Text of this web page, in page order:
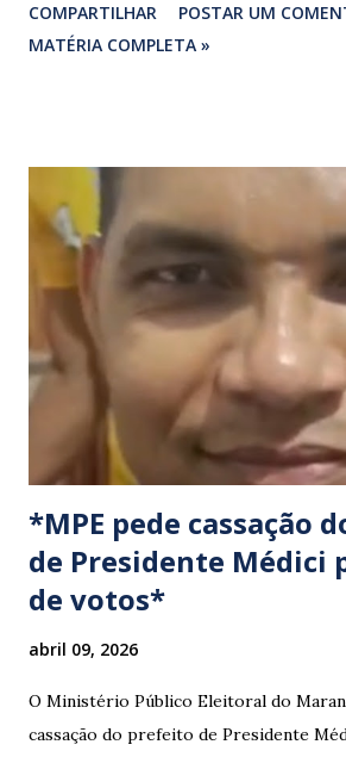
federais que cortam o estado. ​As
programadas para começar às 07:00 da
manifestação busca chamar a atenção
a pauta da pesca artesanal
cumprimento de garantias e
do setor. Motoristas que planejam
regiões na data devem estar atentos a
congestionamentos e atrasos.
COMPARTILHAR
POSTAR UM
MATÉRIA COMPLETA »
*MPE pede cassação
de Presidente Médici
de votos*
abril 09, 2026
O Ministério Público Eleitoral do
cassação do prefeito de Presidente